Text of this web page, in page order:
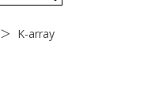
＞ K-array